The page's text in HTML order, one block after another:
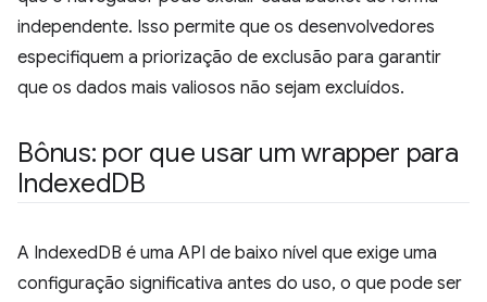
independente. Isso permite que os desenvolvedores
especifiquem a priorização de exclusão para garantir
que os dados mais valiosos não sejam excluídos.
Bônus: por que usar um wrapper para
IndexedDB
A IndexedDB é uma API de baixo nível que exige uma
configuração significativa antes do uso, o que pode ser